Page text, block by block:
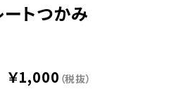
トつかみ
￥1,000 （税抜）